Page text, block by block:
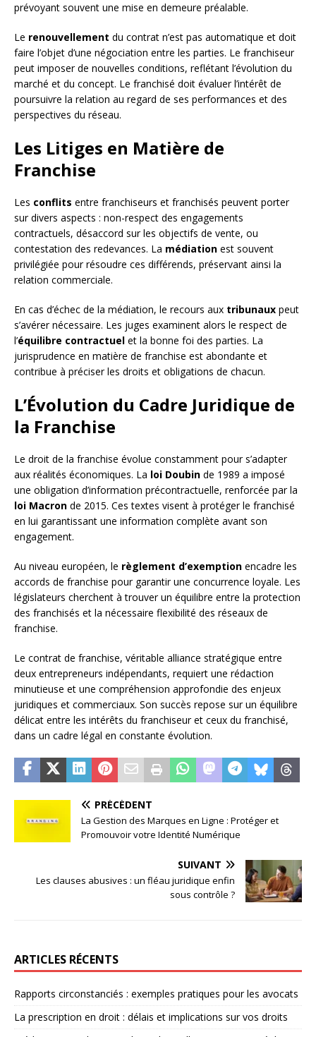
prévoyant souvent une mise en demeure préalable.
Le renouvellement du contrat n’est pas automatique et doit
faire l’objet d’une négociation entre les parties. Le franchiseur
peut imposer de nouvelles conditions, reflétant l’évolution du
marché et du concept. Le franchisé doit évaluer l’intérêt de
poursuivre la relation au regard de ses performances et des
perspectives du réseau.
Les Litiges en Matière de
Franchise
Les conflits entre franchiseurs et franchisés peuvent porter
sur divers aspects : non-respect des engagements
contractuels, désaccord sur les objectifs de vente, ou
contestation des redevances. La médiation est souvent
privilégiée pour résoudre ces différends, préservant ainsi la
relation commerciale.
En cas d’échec de la médiation, le recours aux tribunaux peut
s’avérer nécessaire. Les juges examinent alors le respect de
l’équilibre contractuel et la bonne foi des parties. La
jurisprudence en matière de franchise est abondante et
contribue à préciser les droits et obligations de chacun.
L’Évolution du Cadre Juridique de
la Franchise
Le droit de la franchise évolue constamment pour s’adapter
aux réalités économiques. La loi Doubin de 1989 a imposé
une obligation d’information précontractuelle, renforcée par la
loi Macron de 2015. Ces textes visent à protéger le franchisé
en lui garantissant une information complète avant son
engagement.
Au niveau européen, le règlement d’exemption encadre les
accords de franchise pour garantir une concurrence loyale. Les
législateurs cherchent à trouver un équilibre entre la protection
des franchisés et la nécessaire flexibilité des réseaux de
franchise.
Le contrat de franchise, véritable alliance stratégique entre
deux entrepreneurs indépendants, requiert une rédaction
minutieuse et une compréhension approfondie des enjeux
juridiques et commerciaux. Son succès repose sur un équilibre
délicat entre les intérêts du franchiseur et ceux du franchisé,
dans un cadre légal en constante évolution.
PRÉCÉDENT
La Gestion des Marques en Ligne : Protéger et
Promouvoir votre Identité Numérique
SUIVANT
Les clauses abusives : un fléau juridique enfin
sous contrôle ?
ARTICLES RÉCENTS
Rapports circonstanciés : exemples pratiques pour les avocats
La prescription en droit : délais et implications sur vos droits